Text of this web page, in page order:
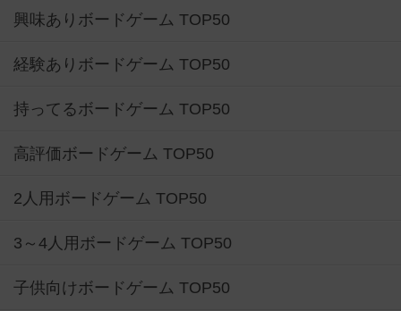
興味ありボードゲーム TOP50
経験ありボードゲーム TOP50
持ってるボードゲーム TOP50
高評価ボードゲーム TOP50
2人用ボードゲーム TOP50
3～4人用ボードゲーム TOP50
子供向けボードゲーム TOP50